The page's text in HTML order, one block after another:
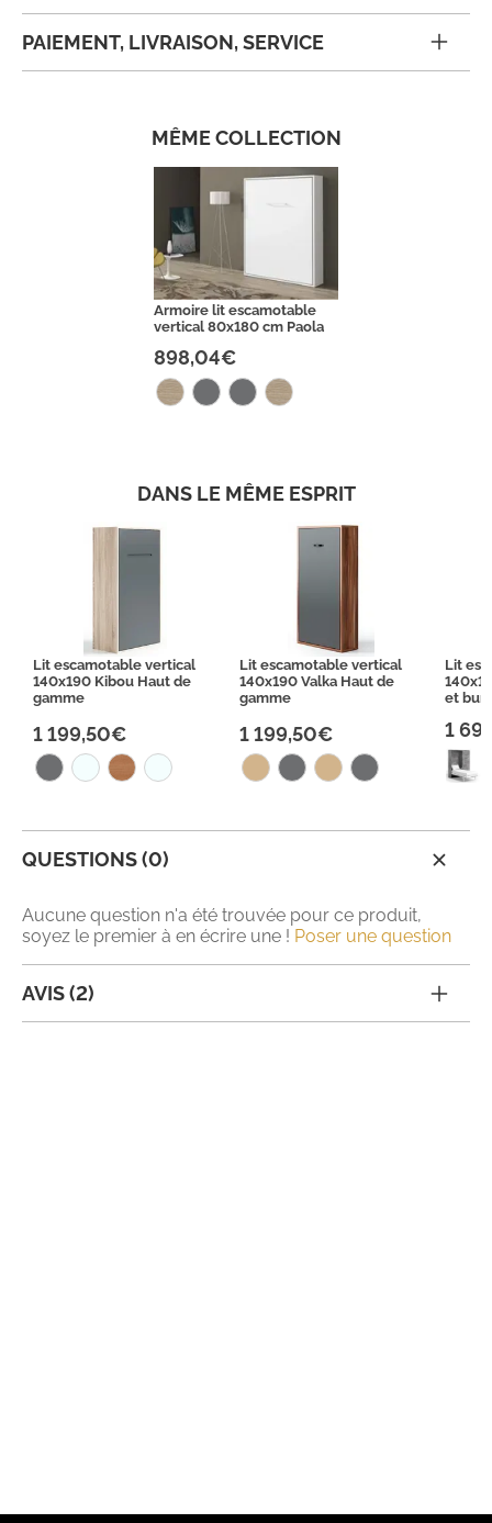
PAIEMENT, LIVRAISON, SERVICE
MÊME COLLECTION
Armoire lit escamotable
vertical 80x180 cm Paola
898,04€
DANS LE MÊME ESPRIT
Lit escamotable vertical
140x190 Kibou Haut de
gamme
1 199,50€
Lit escamotable vertical
140x190 Valka Haut de
gamme
1 199,50€
Lit
et
1
QUESTIONS (0)
Aucune question n'a été trouvée pour ce produit,
soyez le premier à en écrire une ! Poser une question
AVIS (2)